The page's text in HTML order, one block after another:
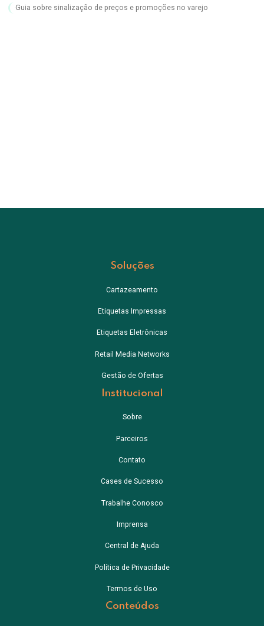
Guia sobre sinalização de preços e promoções no varejo
Soluções
Cartazeamento
Etiquetas Impressas
Etiquetas Eletrônicas
Retail Media Networks
Gestão de Ofertas
Institucional
Sobre
Parceiros
Contato
Cases de Sucesso
Trabalhe Conosco
Imprensa
Central de Ajuda
Política de Privacidade
Termos de Uso
Conteúdos